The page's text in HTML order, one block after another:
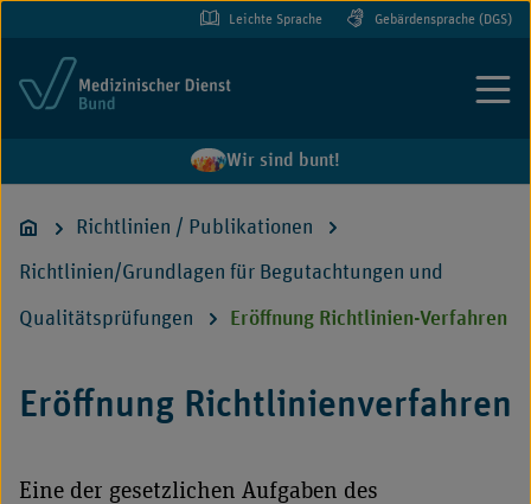
Leichte Sprache Gebärdensprache (DGS)
Menü
Wir sind bunt!
Richtlinien / Publikationen
Richtlinien/Grundlagen für Begutachtungen und
Qualitätsprüfungen Eröffnung Richtlinien-Verfahren
Eröffnung Richtlinienverfahren
Eine der gesetzlichen Aufgaben des